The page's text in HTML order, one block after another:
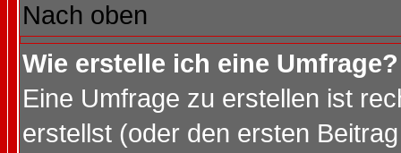
Nach oben
Wie erstelle ich eine Umfrage?
Eine Umfrage zu erstellen ist
erstellst (oder den ersten